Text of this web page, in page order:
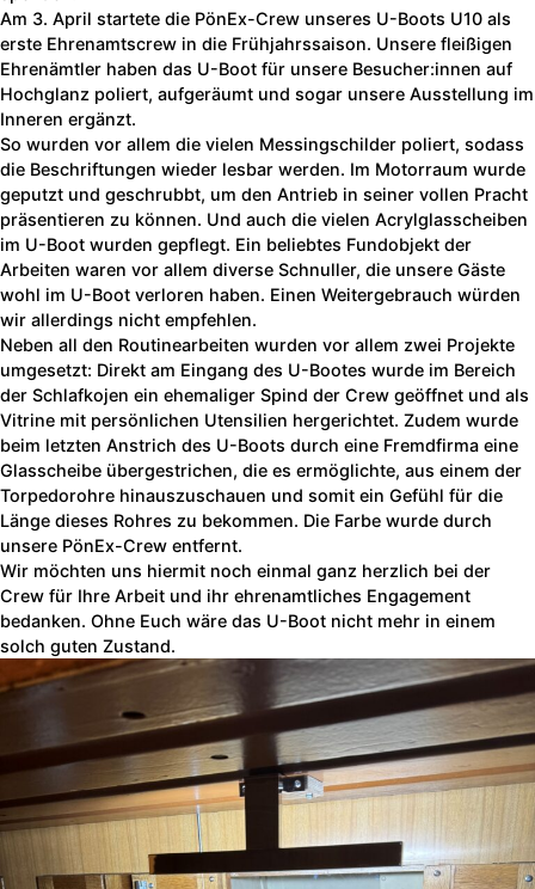
Am 3. April startete die PönEx-Crew unseres U-Boots U10 als
erste Ehrenamtscrew in die Frühjahrssaison. Unsere fleißigen
Ehrenämtler haben das U-Boot für unsere Besucher:innen auf
Hochglanz poliert, aufgeräumt und sogar unsere Ausstellung im
Inneren ergänzt.
So wurden vor allem die vielen Messingschilder poliert, sodass
die Beschriftungen wieder lesbar werden. Im Motorraum wurde
geputzt und geschrubbt, um den Antrieb in seiner vollen Pracht
präsentieren zu können. Und auch die vielen Acrylglasscheiben
im U-Boot wurden gepflegt. Ein beliebtes Fundobjekt der
Arbeiten waren vor allem diverse Schnuller, die unsere Gäste
wohl im U-Boot verloren haben. Einen Weitergebrauch würden
wir allerdings nicht empfehlen.
Neben all den Routinearbeiten wurden vor allem zwei Projekte
umgesetzt: Direkt am Eingang des U-Bootes wurde im Bereich
der Schlafkojen ein ehemaliger Spind der Crew geöffnet und als
Vitrine mit persönlichen Utensilien hergerichtet. Zudem wurde
beim letzten Anstrich des U-Boots durch eine Fremdfirma eine
Glasscheibe übergestrichen, die es ermöglichte, aus einem der
Torpedorohre hinauszuschauen und somit ein Gefühl für die
Länge dieses Rohres zu bekommen. Die Farbe wurde durch
unsere PönEx-Crew entfernt.
Wir möchten uns hiermit noch einmal ganz herzlich bei der
Crew für Ihre Arbeit und ihr ehrenamtliches Engagement
bedanken. Ohne Euch wäre das U-Boot nicht mehr in einem
solch guten Zustand.